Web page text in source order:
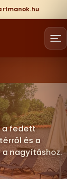
a fedett
és a
nagyításhoz.